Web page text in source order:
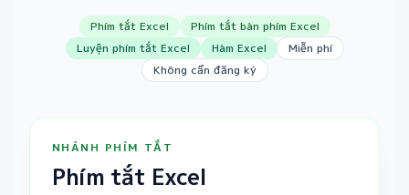
Phím tắt Excel
Phím tắt bàn phím Excel
Luyện phím tắt Excel
Hàm Excel
Miễn phí
Không cần đăng ký
NHÁNH PHÍM TẮT
Phím tắt Excel